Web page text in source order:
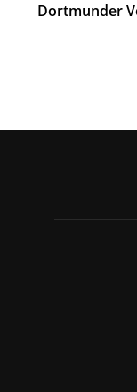
Dortmunder